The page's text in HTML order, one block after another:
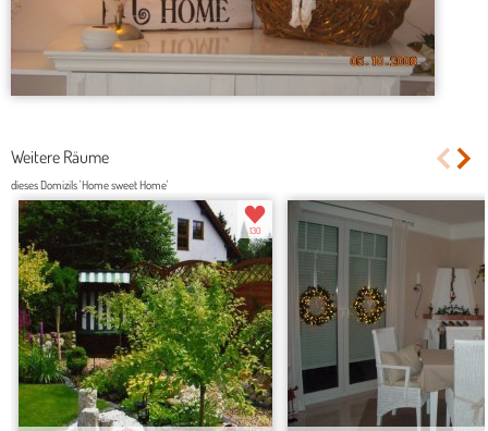
Weitere Räume
dieses Domizils 'Home sweet Home'
130